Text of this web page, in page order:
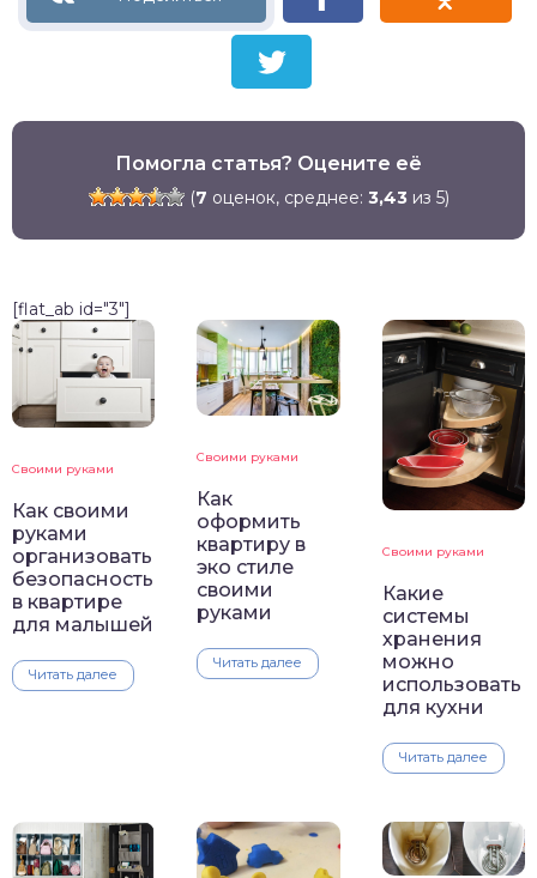
Помогла статья? Оцените её
(7 оценок, среднее: 3,43 из 5)
[flat_ab id="3"]
Своими руками
Как своими
руками
организовать
безопасность
в квартире
для малышей
Читать далее
Своими руками
Как
оформить
квартиру в
эко стиле
своими
руками
Читать далее
Своими руками
Какие
системы
хранения
можно
использовать
для кухни
Читать далее